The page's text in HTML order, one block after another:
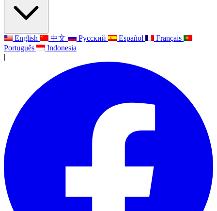
English 中文 Русский Español
Français
Português
Indonesia
|